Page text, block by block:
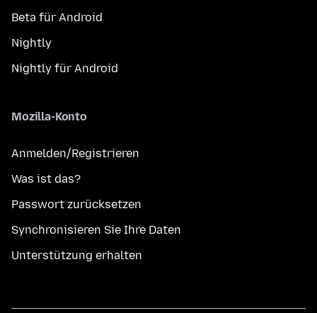
Beta für Android
Nightly
Nightly für Android
Mozilla-Konto
Anmelden/Registrieren
Was ist das?
Passwort zurücksetzen
Synchronisieren Sie Ihre Daten
Unterstützung erhalten